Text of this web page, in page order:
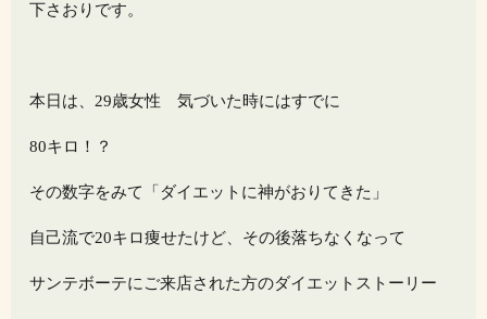
下さおりです。
本日は、29歳女性 気づいた時にはすでに
80キロ！？
その数字をみて「ダイエットに神がおりてきた」
自己流で20キロ痩せたけど、その後落ちなくなって
サンテボーテにご来店された方のダイエットストーリー